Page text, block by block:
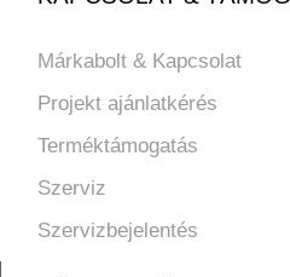
Márkabolt & Kapcsolat
Projekt ajánlatkérés
Terméktámogatás
Szerviz
Szervizbejelentés